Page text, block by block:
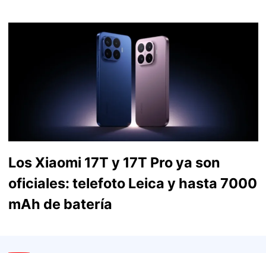
Los Xiaomi 17T y 17T Pro ya son
oficiales: telefoto Leica y hasta 7000
mAh de batería